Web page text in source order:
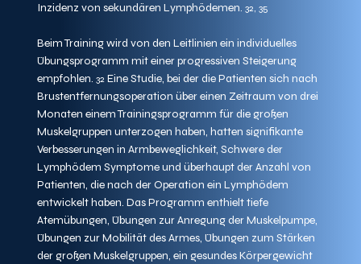
Inzidenz von sekundären Lymphödemen. 32, 35
Beim Training wird von den Leitlinien ein individuelles
Übungsprogramm mit einer progressiven Steigerung
empfohlen. 32 Eine Studie, bei der die Patienten sich nach
Brustentfernungsoperation über einen Zeitraum von drei
Monaten einem Trainingsprogramm für die großen
Muskelgruppen unterzogen haben, hatten signifikante
Verbesserungen in Armbeweglichkeit, Schwere der
Lymphödem Symptome und überhaupt der Anzahl von
Patienten, die nach der Operation ein Lymphödem
entwickelt haben. Das Programm enthielt tiefe
Atemübungen, Übungen zur Anregung der Muskelpumpe,
Übungen zur Mobilität des Armes, Übungen zum Stärken
der großen Muskelgruppen, ein gesundes Körpergewicht